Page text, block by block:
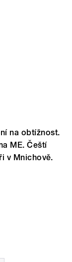
na obtížnost.
ME. Čeští
v Mnichově.